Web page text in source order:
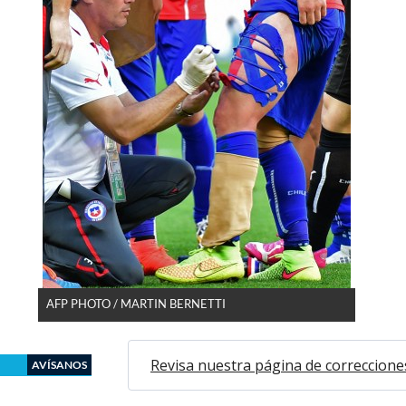
AFP PHOTO / MARTIN BERNETTI
AVÍSANOS Revisa nuestra página de